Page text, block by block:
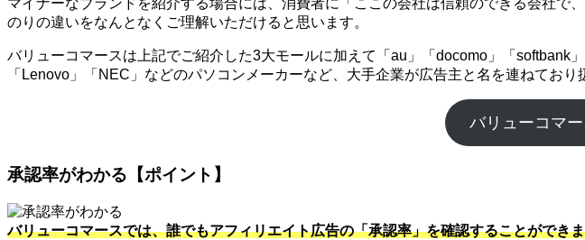
マイナーなブランドを紹介する場合には、消費者に「ここの会社は信頼のできる会社
のりの違いをなんとなくご理解いただけると思います。
バリューコマースは上記でご紹介した3大モールに加えて「au」「docomo」「softbank
「Lenovo」「NEC」などのパソコンメーカーなど、大手企業が広告主と名を連ねてお
バリューコマ
承認率がわかる【ポイント】
バリューコマースでは、誰でもアフィリエイト広告の「承認率」を確認することができ